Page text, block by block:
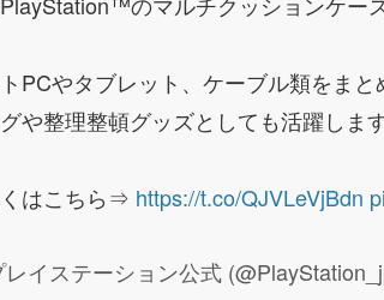
PCやタブレット、ケーブル類をま
や整理整頓グッズとしても活躍します
はこちら⇒ https://t.co/QJVLeVjBdn
イステーション公式